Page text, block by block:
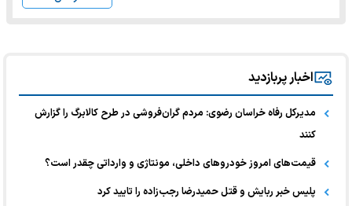
اخبار پربازدید
مدیرکل رفاه خراسان رضوی: مردم گران‌فروشی در طرح کالابرگ را گزارش
کنند
قیمت‌های امروز خودرو‌های داخلی، مونتاژی و وارداتی چقدر است؟
پلیس خبر ربایش و قتل حمیدرضا رجب‌زاده را تایید کرد